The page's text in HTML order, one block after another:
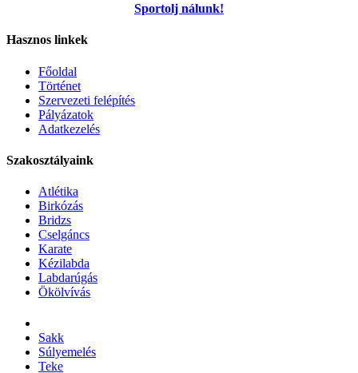
Sportolj nálunk!
Hasznos linkek
Főoldal
Történet
Szervezeti felépítés
Pályázatok
Adatkezelés
Szakosztályaink
Atlétika
Birkózás
Bridzs
Cselgáncs
Karate
Kézilabda
Labdarúgás
Ökölvívás
Sakk
Súlyemelés
Teke